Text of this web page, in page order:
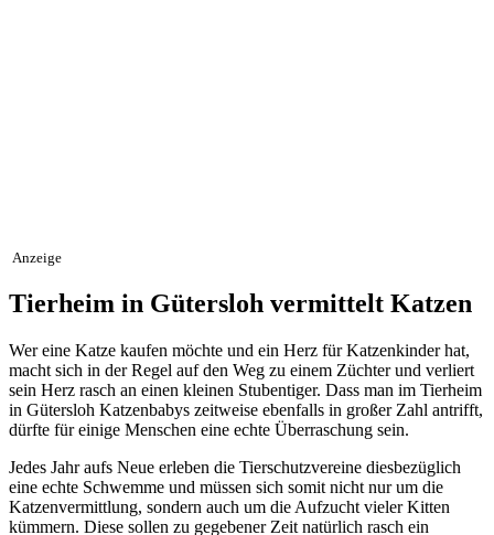
Anzeige
Tierheim in Gütersloh vermittelt Katzen
Wer eine Katze kaufen möchte und ein Herz für Katzenkinder hat,
macht sich in der Regel auf den Weg zu einem Züchter und verliert
sein Herz rasch an einen kleinen Stubentiger. Dass man im Tierheim
in Gütersloh Katzenbabys zeitweise ebenfalls in großer Zahl antrifft,
dürfte für einige Menschen eine echte Überraschung sein.
Jedes Jahr aufs Neue erleben die Tierschutzvereine diesbezüglich
eine echte Schwemme und müssen sich somit nicht nur um die
Katzenvermittlung, sondern auch um die Aufzucht vieler Kitten
kümmern. Diese sollen zu gegebener Zeit natürlich rasch ein